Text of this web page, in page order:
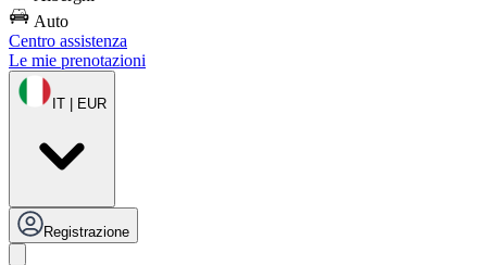
Auto
Centro assistenza
Le mie prenotazioni
IT | EUR
Registrazione